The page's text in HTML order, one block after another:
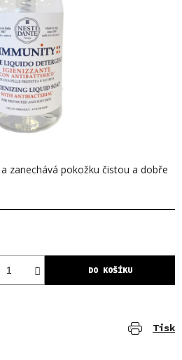
zanechává pokožku čistou a dobře
DO KOŠÍKU
Tisk